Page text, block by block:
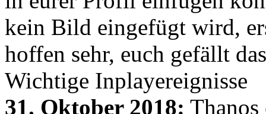
kein Bild eingefügt wird,
hoffen sehr, euch gefällt
Wichtige Inplayereignisse
31. Oktober 2018: